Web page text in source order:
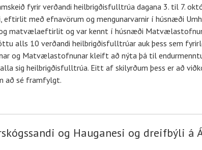
fyrir verðandi heilbrigðisfulltrúa dagana 3. til 7.
með efnavörum og mengunarvarnir í húsnæði
matvælaeftirlit og var kennt í húsnæði
alls 10 verðandi heilbrigðisfulltrúar auk þess sem
og Matvælastofnunar kleift að nýta þá til
sig heilbrigðisfulltrúa. Eitt af skilyrðum þess er að
að sé framfylgt.
og Hauganesi og dreifbýli á